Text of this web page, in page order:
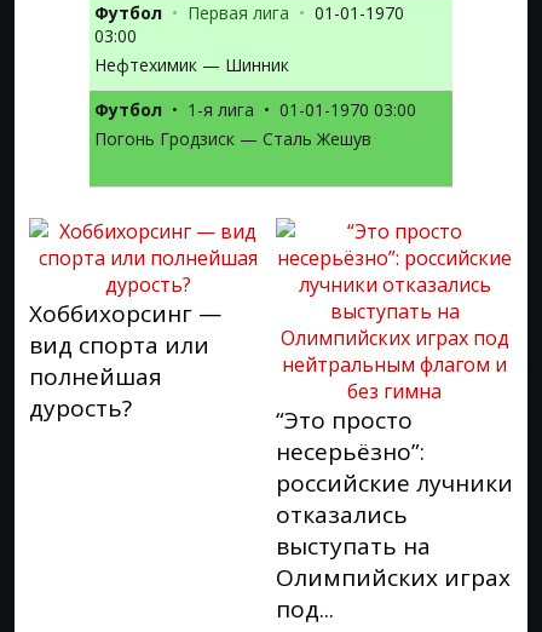
Футбол • Первая лига • 01-01-1970
03:00
Нефтехимик — Шинник
Футбол • 1-я лига • 01-01-1970 03:00
Погонь Гродзиск — Сталь Жешув
Хоббихорсинг —
вид спорта или
полнейшая
дурость?
“Это просто
несерьёзно”:
российские лучники
отказались
выступать на
Олимпийских играх
под...